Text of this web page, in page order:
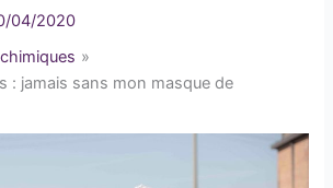
04/2020
: jamais sans mon masque de